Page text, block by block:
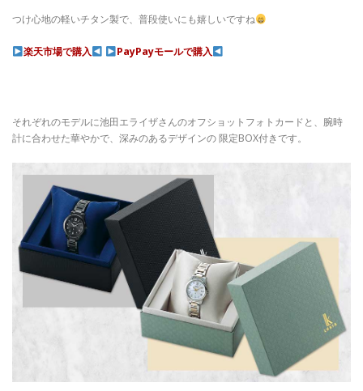
つけ心地の軽いチタン製で、普段使いにも嬉しいですね
楽天市場で購入 PayPayモールで購入
それぞれのモデルに池田エライザさんのオフショットフォトカードと、腕時
計に合わせた華やかで、深みのあるデザインの限定BOX付きです。